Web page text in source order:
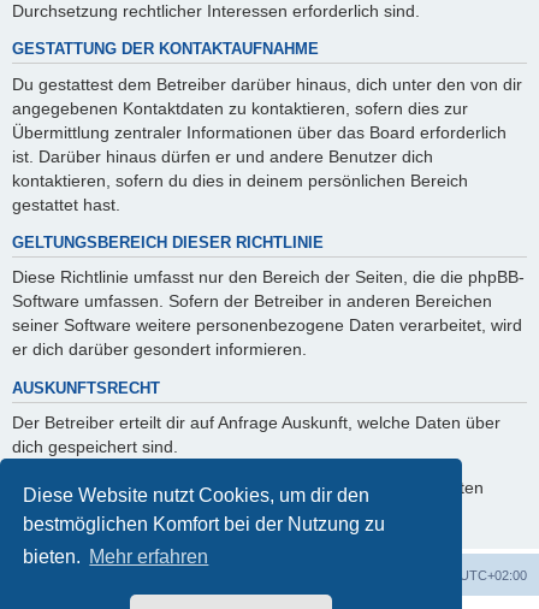
Diese Website nutzt Cookies, um dir den
bestmöglichen Komfort bei der Nutzung zu
bieten. Mehr erfahren
Durchsetzung rechtlicher Interessen erforderlich sind.
GESTATTUNG DER KONTAKTAUFNAHME
Du gestattest dem Betreiber darüber hinaus, dich unter den von dir
angegebenen Kontaktdaten zu kontaktieren, sofern dies zur
Übermittlung zentraler Informationen über das Board erforderlich
ist. Darüber hinaus dürfen er und andere Benutzer dich
kontaktieren, sofern du dies in deinem persönlichen Bereich
gestattet hast.
GELTUNGSBEREICH DIESER RICHTLINIE
Diese Richtlinie umfasst nur den Bereich der Seiten, die die phpBB-
Software umfassen. Sofern der Betreiber in anderen Bereichen
seiner Software weitere personenbezogene Daten verarbeitet, wird
er dich darüber gesondert informieren.
AUSKUNFTSRECHT
Der Betreiber erteilt dir auf Anfrage Auskunft, welche Daten über
dich gespeichert sind.
Du kannst jederzeit die Löschung bzw. Sperrung deiner Daten
verlangen. Kontaktiere hierzu bitte den Betreiber.
UTC+02:00